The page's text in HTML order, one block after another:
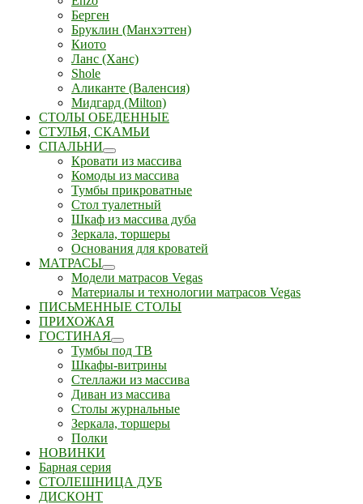
Берген
Бруклин (Манхэттен)
Киото
Ланс (Ханс)
Shole
Аликанте (Валенсия)
Мидгард (Milton)
СТОЛЫ ОБЕДЕННЫЕ
СТУЛЬЯ, СКАМЬИ
СПАЛЬНИ
Кровати из массива
Комоды из массива
Тумбы прикроватные
Стол туалетный
Шкаф из массива дуба
Зеркала, торшеры
Основания для кроватей
МАТРАСЫ
Модели матрасов Vegas
Материалы и технологии матрасов Vegas
ПИСЬМЕННЫЕ СТОЛЫ
ПРИХОЖАЯ
ГОСТИНАЯ
Тумбы под ТВ
Шкафы-витрины
Стеллажи из массива
Диван из массива
Столы журнальные
Зеркала, торшеры
Полки
НОВИНКИ
Барная серия
СТОЛЕШНИЦА ДУБ
ДИСКОНТ